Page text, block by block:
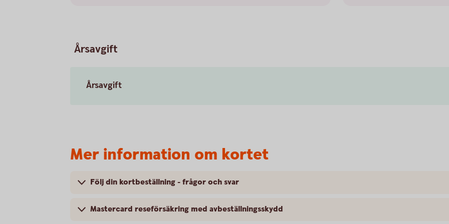
Årsavgift
Årsavgift
Mer information om kortet
Följ din kortbeställning - frågor och svar
Mastercard reseförsäkring med avbeställningsskydd